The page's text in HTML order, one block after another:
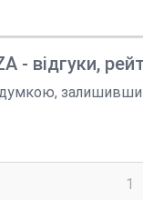
- відгуки,
залишивши
1